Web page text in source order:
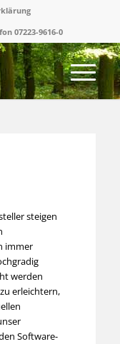
07223-9616-0
steigen
immer
werden
erleichtern,
Software-